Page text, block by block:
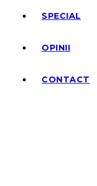
SPECIAL
OPINII
CONTACT